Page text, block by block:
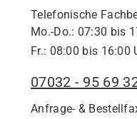
Telefonische
Mo.-Do.: 07:30 bis
Fr.: 08:00 bis 16:00
07032 - 95 69
Anfrage- &